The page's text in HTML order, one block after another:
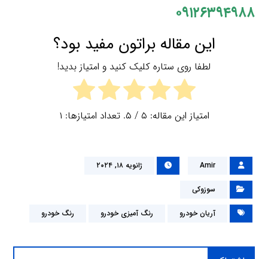
۰۹۱۲۶۳۹۴۹۸۸
این مقاله براتون مفید بود؟
لطفا روی ستاره کلیک کنید و امتیاز بدید!
امتیاز این مقاله: ۵ / ۵. تعداد امتیازها: ۱
Amir ژانویه ۱۸, ۲۰۲۴
سوزوکی
آریان خودرو رنگ آمیزی خودرو رنگ خودرو